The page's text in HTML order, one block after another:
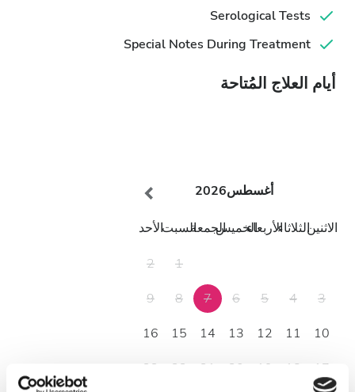
Serological Tests
Special Notes During Treatment
أيام العلاج المُتاحة
أغسطس2026
الاثنينالثلاثاءالأربعاءالخميسالجمعةالسبتالأحد
1
2
3
4
5
6
7
8
9
10
11
12
13
14
15
16
17
18
19
20
21
22
23